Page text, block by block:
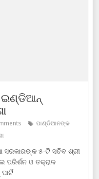
ଇଣ୍ଡିଆନ୍
ପାଣ୍ଡିଆନଙ୍କ
ସରକାରଙ୍କ ୫-ଟି ସଚିବ ଶ୍ରୀ
ପରିର୍ଶନ ଓ ତକ୍ରାଳ